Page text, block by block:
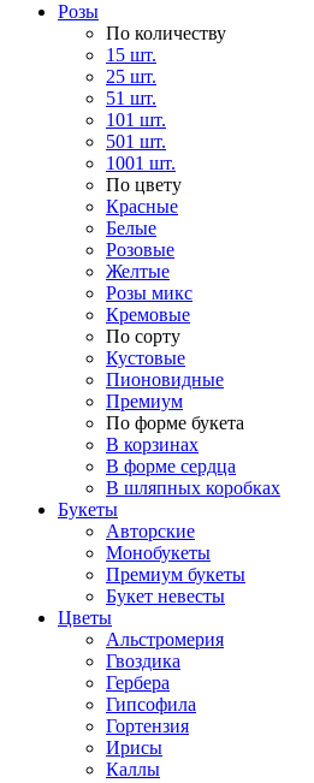
Розы
По количеству
15 шт.
25 шт.
51 шт.
101 шт.
501 шт.
1001 шт.
По цвету
Красные
Белые
Розовые
Желтые
Розы микс
Кремовые
По сорту
Кустовые
Пионовидные
Премиум
По форме букета
В корзинах
В форме сердца
В шляпных коробках
Букеты
Авторские
Монобукеты
Премиум букеты
Букет невесты
Цветы
Альстромерия
Гвоздика
Гербера
Гипсофила
Гортензия
Ирисы
Каллы